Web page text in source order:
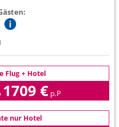
Flug + Hotel
1709 € p.P
nur Hotel